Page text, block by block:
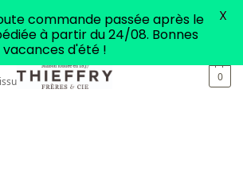
0
commande passée après le
à partir du 24/08. Bonnes
vacances d'été !
X